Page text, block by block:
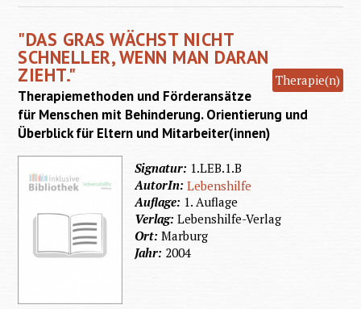
"DAS GRAS WÄCHST NICHT
SCHNELLER, WENN MAN DARAN
ZIEHT." Therapie(n)
Therapiemethoden und Förderansätze
für Menschen mit Behinderung. Orientierung und
Überblick für Eltern und Mitarbeiter(innen)
Signatur: 1.LEB.1.B
AutorIn:Lebenshilfe
Auflage: 1. Auflage
Verlag:Lebenshilfe-Verlag
Ort:Marburg
Jahr: 2004